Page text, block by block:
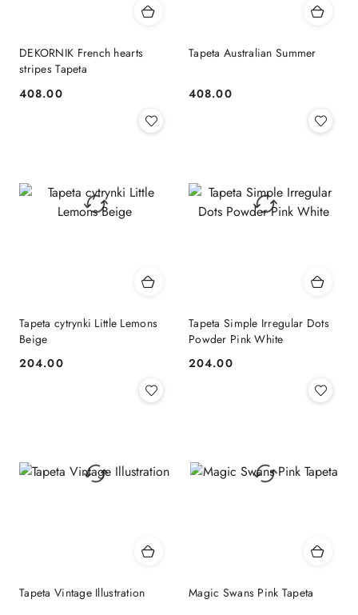
DEKORNIK French hearts
stripes Tapeta
Cena:
408.00
Tapeta Australian Summer
Cena:
408.00
Tapeta cytrynki Little Lemons
Beige
Cena:
204.00
Tapeta Simple Irregular Dots
Powder Pink White
Cena:
204.00
Tapeta Vintage Illustration Magic Swans Pink Tapeta